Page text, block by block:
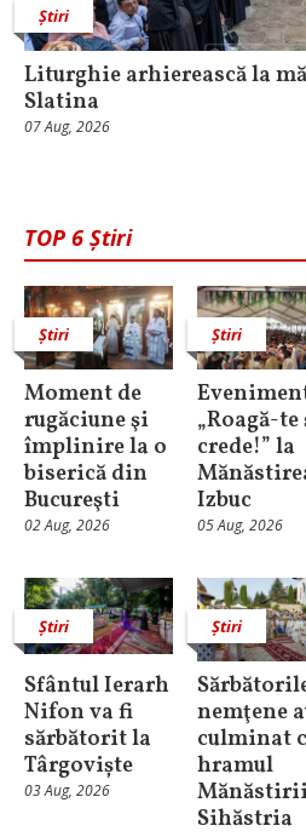
Știri
Liturghie arhierească la
Slatina
07 Aug, 2026
TOP 6 Știri
Știri
Moment de
rugăciune şi
împlinire la o
biserică din
Bucureşti
02 Aug, 2026
Știri
„Roagă-te
crede!” la
Izbuc
05 Aug, 2026
Știri
Sfântul Ierarh
Nifon va fi
sărbătorit la
Târgoviște
03 Aug, 2026
Știri
nemţene
culminat
hramul
Sihăstria